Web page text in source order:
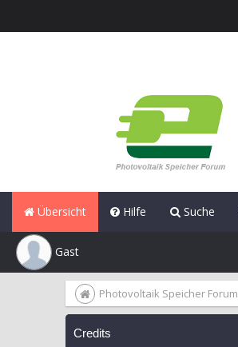
Übersicht Hilfe Suche
Gast
Photovoltaik Speicher Forum
Credits